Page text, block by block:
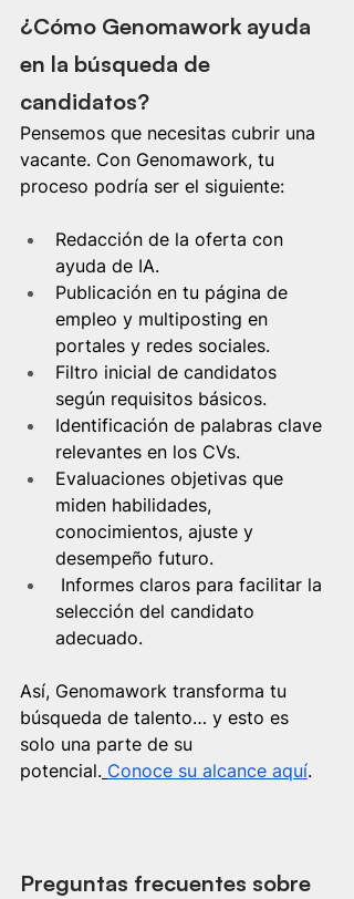
¿Cómo Genomawork ayuda
en la búsqueda de
candidatos?
Pensemos que necesitas cubrir una
vacante. Con Genomawork, tu
proceso podría ser el siguiente:
Redacción de la oferta con
ayuda de IA.
Publicación en tu página de
empleo y multiposting en
portales y redes sociales.
Filtro inicial de candidatos
según requisitos básicos.
Identificación de palabras clave
relevantes en los CVs.
Evaluaciones objetivas que
miden habilidades,
conocimientos, ajuste y
desempeño futuro.
Informes claros para facilitar la
selección del candidato
adecuado.
Así, Genomawork transforma tu
búsqueda de talento… y esto es
solo una parte de su
potencial. Conoce su alcance aquí.
Preguntas frecuentes sobre